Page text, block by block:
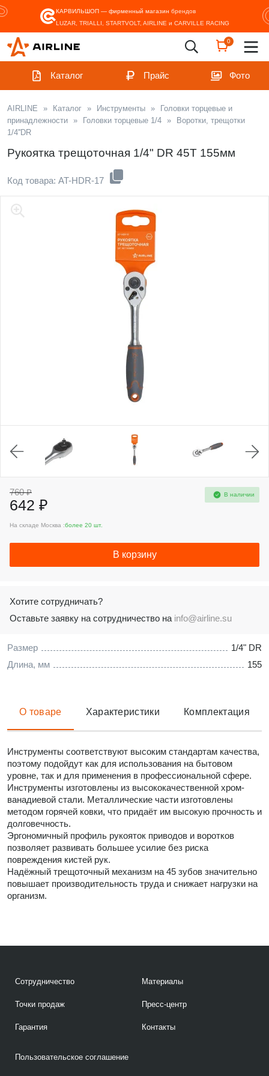
КАРВИЛЬШОП — фирменный магазин брендов
LUZAR, TRIALLI, STARTVOLT, AIRLINE и CARVILLE RACING
0
Каталог Прайс Фото
AIRLINE » Каталог » Инструменты »
Головки торцевые и
принадлежности » Головки торцевые 1/4 »
Воротки, трещотки
1/4''DR
Рукоятка трещоточная 1/4" DR 45T 155мм
Код товара: AT-HDR-17
Размер
1/4" DR
Длина, мм
155
760 ₽
642 ₽
В наличии
На складе Москва :более 20 шт.
В корзину
Хотите сотрудничать?
Оставьте заявку на сотрудничество на info@airline.su
О товаре Характеристики Комплектация
Инструменты соответствуют высоким стандартам качества,
поэтому подойдут как для использования на бытовом
уровне, так и для применения в профессиональной сфере.
Инструменты изготовлены из высококачественной хром-
ванадиевой стали. Металлические части изготовлены
методом горячей ковки, что придаёт им высокую прочность и
долговечность.
Эргономичный профиль рукояток приводов и воротков
позволяет развивать большее усилие без риска
повреждения кистей рук.
Надёжный трещоточный механизм на 45 зубов значительно
повышает производительность труда и снижает нагрузки на
организм.
Сотрудничество
Точки продаж
Гарантия
Материалы
Пресс-центр
Контакты
Пользовательское соглашение